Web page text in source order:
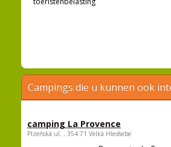
Campings die u kunnen ook
camping La Provence
Plzeňská ul. , 354 71 Velká Hleďsebe